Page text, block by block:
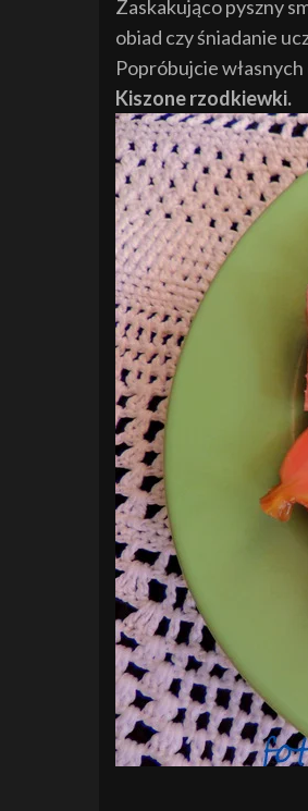
Zaskakująco pyszny
obiad czy śniadanie
Popróbujcie
Kiszone rzodkiewki.